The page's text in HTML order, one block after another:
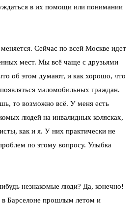
в их помощи или понимании
Сейчас по всей Москве идет
мест. Мы всё чаще с друзьями
об этом думают, и как хорошо, что
маломобильных граждан.
то возможно всё. У меня есть
людей на инвалидных колясках,
как и я. У них практически не
по этому вопросу. Улыбка
незнакомые люди? Да, конечно!
Барселоне прошлым летом и